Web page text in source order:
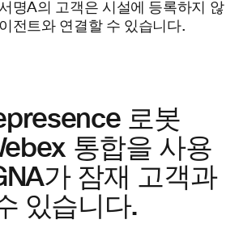
명A의 고객은 시설에 등록하지 않
전트와 연결할 수 있습니다.
로봇
통합을 사용
가 잠재 고객과
있습니다.